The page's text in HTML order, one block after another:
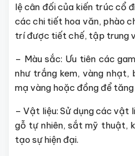
lệ cân đối của kiến trúc cổ
các chi tiết hoa văn, phào
trí được tiết chế, tập trung
– Màu sắc: Ưu tiên các
như trắng kem, vàng
mạ vàng hoặc đồng để
– Vật liệu: Sử dụng các vật
gỗ tự nhiên, sắt mỹ thuật,
tạo sự hiện đại.